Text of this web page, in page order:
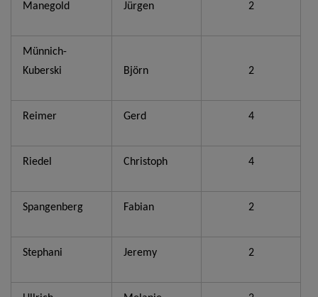
Manegold Jürgen 2
Münnich-
Kuberski
Björn 2
Reimer Gerd 4
Riedel Christoph 4
Spangenberg Fabian 2
Stephani Jeremy 2